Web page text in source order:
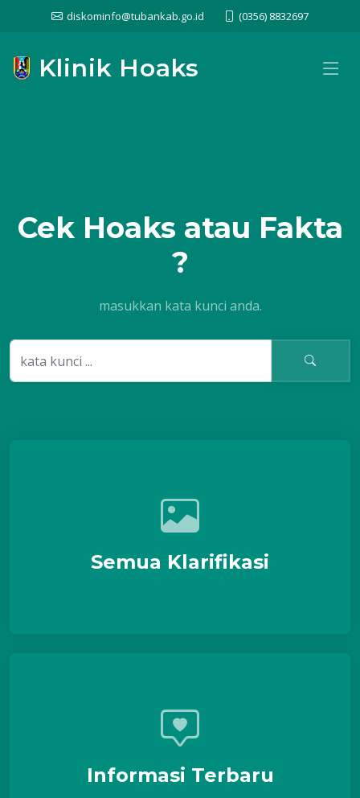
diskominfo@tubankab.go.id (0356) 8832697
Klinik Hoaks
Cek Hoaks atau Fakta
?
masukkan kata kunci anda.
Semua Klarifikasi
Informasi Terbaru